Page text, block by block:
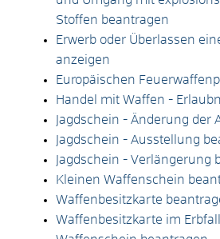
Stoffen beantragen
Erwerb oder Überlassen
anzeigen
Europäischen
Handel mit Waffen -
Jagdschein - Änderung der
Jagdschein - Ausstellung
Jagdschein - Verlängerung
Kleinen Waffenschein
Waffenbesitzkarte
Waffenbesitzkarte im